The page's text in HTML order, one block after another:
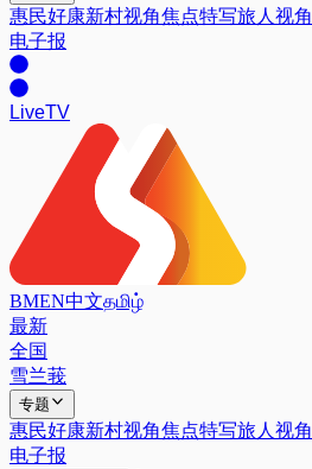
惠民好康新村视角焦点特写旅人视角
电子报
LiveTV
BMEN中文தமிழ்
最新
全国
雪兰莪
专题
惠民好康新村视角焦点特写旅人视角
电子报